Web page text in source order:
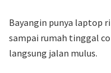
Bayangin punya laptop
sampai rumah tinggal
langsung jalan mulus.